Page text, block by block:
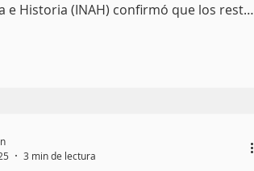
e Historia (INAH) confirmó que los restos
3 min de lectura